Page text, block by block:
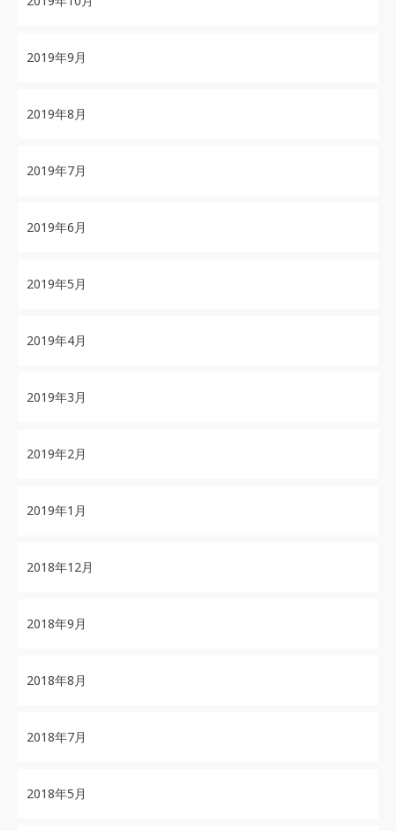
2019年9月
2019年8月
2019年7月
2019年6月
2019年5月
2019年4月
2019年3月
2019年2月
2019年1月
2018年12月
2018年9月
2018年8月
2018年7月
2018年5月